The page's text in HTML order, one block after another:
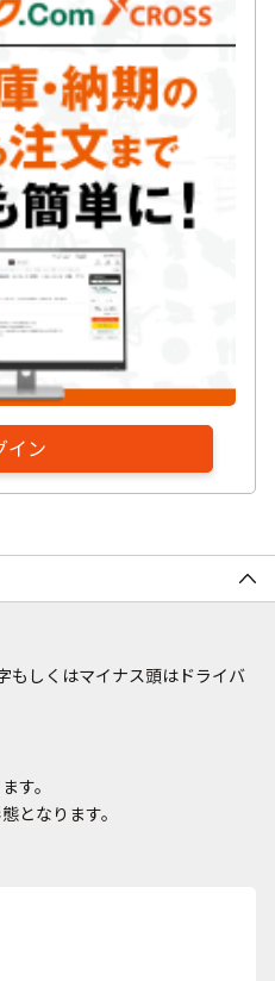
イン
もしくはマイナス頭はドライバ
す。
となります。